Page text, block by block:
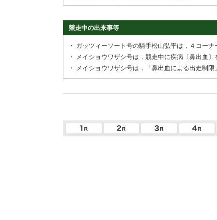
競走中の出来事等
・ ガッツィーソート号の騎手松山弘平は，４コー
・
メイショウワザシ号は，競走中に疾病〔鼻出血〕
・
メイショウワザシ号は，「鼻出血による出走制